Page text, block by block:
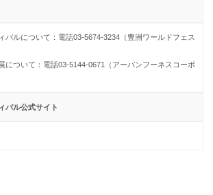
バルについて：電話03-5674-3234（豊洲ワールドフェス
について：電話03-5144-0671（アーバンフーネスコーポ
バル公式サイト